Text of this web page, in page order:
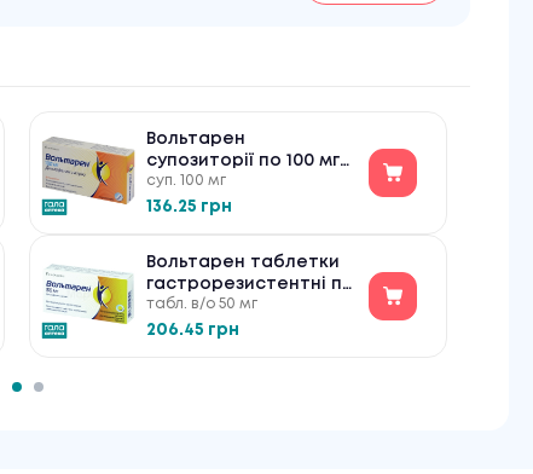
Вольтарен
супозиторії по 100 мг
№5
суп. 100 мг
136.25 грн
Вольтарен таблетки
гастрорезистентні по
50 мг №20
табл. в/о 50 мг
206.45 грн